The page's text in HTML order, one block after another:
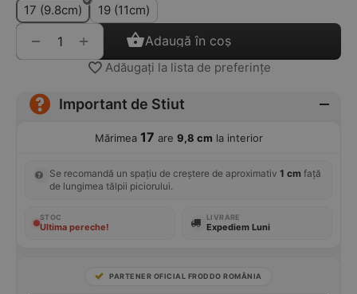
17 (9.8cm)
19 (11cm)
+
− Adaugă în coș
Adăugați la lista de preferințe
Important de Stiut
Mărimea 17 are 9,8 cm la interior
Se recomandă un spațiu de creștere de aproximativ 1 cm față
de lungimea tălpii piciorului.
STOC
Ultima pereche!
LIVRARE
Expediem Luni
PARTENER OFICIAL FRODDO ROMÂNIA